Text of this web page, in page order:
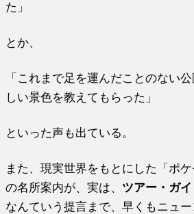
た」
とか、
「これまで足を運んだことのない
しい景色を教えてもらった」
といった声も出ている。
また、現実世界をもとにした「ポ
の名所案内が、実は、 ツアー・ガ
なんていう提言まで、早くもニュ